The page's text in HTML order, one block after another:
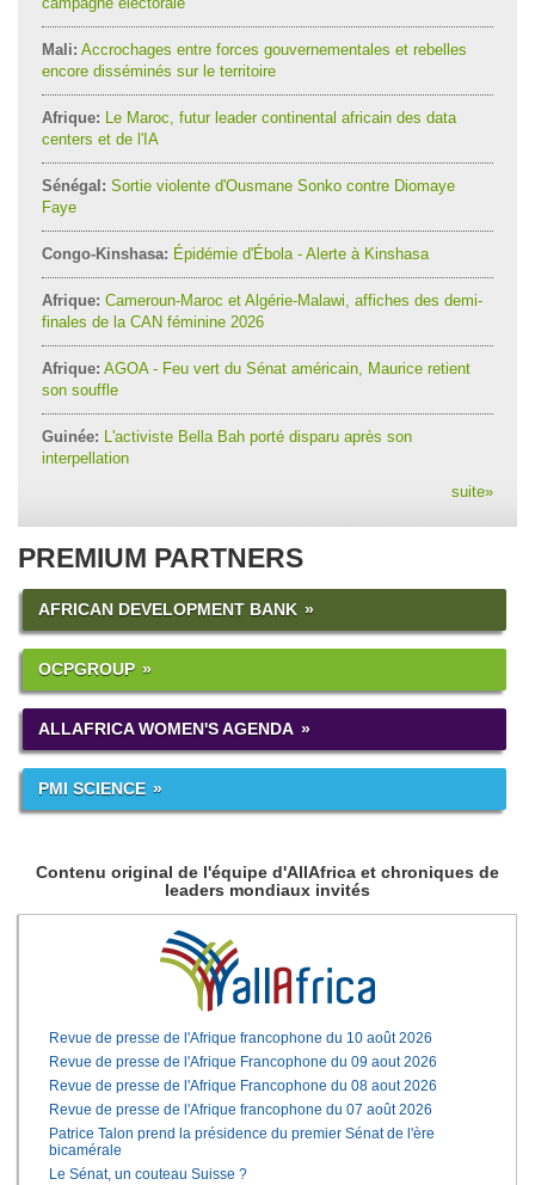
Mali: Accrochages entre forces gouvernementales et rebelles
encore disséminés sur le territoire
Afrique: Le Maroc, futur leader continental africain des data
centers et de l'IA
Sénégal: Sortie violente d'Ousmane Sonko contre Diomaye
Faye
Congo-Kinshasa: Épidémie d'Ébola - Alerte à Kinshasa
Afrique: Cameroun-Maroc et Algérie-Malawi, affiches des demi-
finales de la CAN féminine 2026
Afrique: AGOA - Feu vert du Sénat américain, Maurice retient
son souffle
Guinée: L'activiste Bella Bah porté disparu après son
interpellation
suite»
PREMIUM PARTNERS
AFRICAN DEVELOPMENT BANK
OCPGROUP
ALLAFRICA WOMEN'S AGENDA
PMI SCIENCE
Contenu original de l'équipe d'AllAfrica et chroniques de
leaders mondiaux invités
Revue de presse de l'Afrique francophone du 10 août 2026
Revue de presse de l'Afrique Francophone du 09 aout 2026
Revue de presse de l'Afrique Francophone du 08 aout 2026
Revue de presse de l'Afrique francophone du 07 août 2026
Patrice Talon prend la présidence du premier Sénat de l'ère
bicamérale
Le Sénat, un couteau Suisse ?